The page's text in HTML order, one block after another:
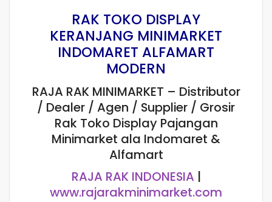
RAK TOKO DISPLAY
KERANJANG MINIMARKET
INDOMARET ALFAMART
MODERN
RAJA RAK MINIMARKET – Distributor
/ Dealer / Agen / Supplier / Grosir
Rak Toko Display Pajangan
Minimarket ala Indomaret &
Alfamart
RAJA RAK INDONESIA |
www.rajarakminimarket.com